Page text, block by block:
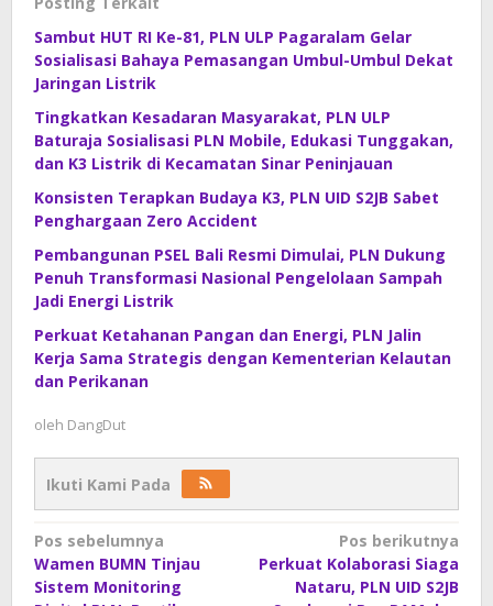
Sambut HUT RI Ke-81, PLN ULP Pagaralam Gelar
Sosialisasi Bahaya Pemasangan Umbul-Umbul Dekat
Jaringan Listrik
Tingkatkan Kesadaran Masyarakat, PLN ULP
Baturaja Sosialisasi PLN Mobile, Edukasi Tunggakan,
dan K3 Listrik di Kecamatan Sinar Peninjauan
Konsisten Terapkan Budaya K3, PLN UID S2JB Sabet
Penghargaan Zero Accident
Pembangunan PSEL Bali Resmi Dimulai, PLN Dukung
Penuh Transformasi Nasional Pengelolaan Sampah
Jadi Energi Listrik
Perkuat Ketahanan Pangan dan Energi, PLN Jalin
Kerja Sama Strategis dengan Kementerian Kelautan
dan Perikanan
oleh DangDut
Ikuti Kami Pada
Navigasi
pos
Pos sebelumnya
Wamen BUMN Tinjau
Sistem Monitoring
Pos berikutnya
Perkuat Kolaborasi Siaga
Nataru, PLN UID S2JB